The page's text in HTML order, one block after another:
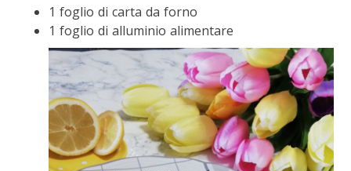
1 foglio di carta da forno
1 foglio di alluminio alimentare